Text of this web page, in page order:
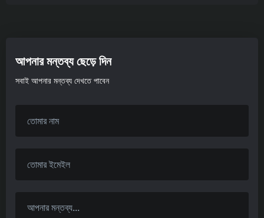
আপনার মন্তব্য ছেড়ে দিন
সবাই আপনার মন্তব্য দেখতে পাবেন